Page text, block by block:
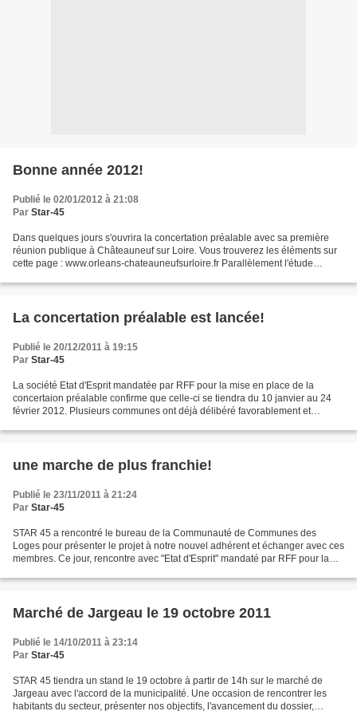
Bonne année 2012!
Publié le 02/01/2012 à 21:08
Par Star-45
Dans quelques jours s'ouvrira la concertation préalable avec sa première
réunion publique à Châteauneuf sur Loire. Vous trouverez les éléments sur
cette page : www.orleans-chateauneufsurloire.fr Parallèlement l'étude
La concertation préalable est lancée!
Publié le 20/12/2011 à 19:15
Par Star-45
La société Etat d'Esprit mandatée par RFF pour la mise en place de la
concertaion préalable confirme que celle-ci se tiendra du 10 janvier au 24
février 2012. Plusieurs communes ont déjà délibéré favorablement et
une marche de plus franchie!
Publié le 23/11/2011 à 21:24
Par Star-45
STAR 45 a rencontré le bureau de la Communauté de Communes des
Loges pour présenter le projet à notre nouvel adhérent et échanger avec ces
membres. Ce jour, rencontre avec "Etat d'Esprit" mandaté par RFF pour la
Marché de Jargeau le 19 octobre 2011
Publié le 14/10/2011 à 23:14
Par Star-45
STAR 45 tiendra un stand le 19 octobre à partir de 14h sur le marché de
Jargeau avec l'accord de la municipalité. Une occasion de rencontrer les
habitants du secteur, présenter nos objectifs, l'avancement du dossier,